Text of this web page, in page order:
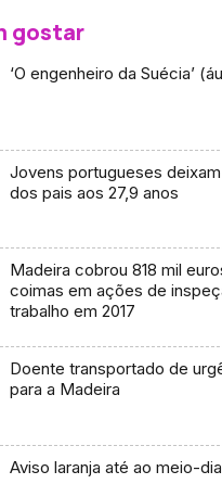
gostar
‘O engenheiro da Suécia’
Jovens portugueses
dos pais aos 27,9 anos
Madeira cobrou 818 mil
coimas em ações de
trabalho em 2017
Doente transportado de
para a Madeira
Aviso laranja até ao meio-dia